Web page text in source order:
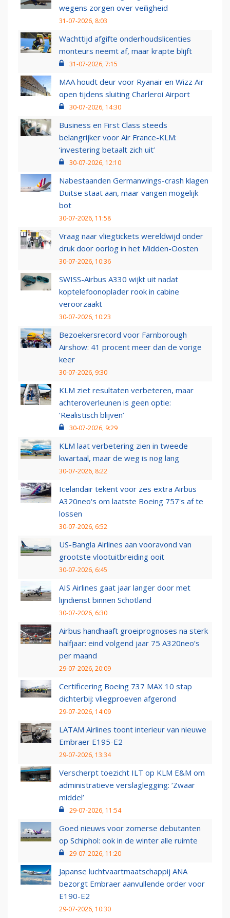
wegens zorgen over veiligheid
31-07-2026, 8:03
Wachttijd afgifte onderhoudslicenties
monteurs neemt af, maar krapte blijft
31-07-2026, 7:15
MAA houdt deur voor Ryanair en Wizz Air
open tijdens sluiting Charleroi Airport
30-07-2026, 14:30
Business en First Class steeds
belangrijker voor Air France-KLM:
‘investering betaalt zich uit’
30-07-2026, 12:10
Nabestaanden Germanwings-crash klagen
Duitse staat aan, maar vangen mogelijk
bot
30-07-2026, 11:58
Vraag naar vliegtickets wereldwijd onder
druk door oorlog in het Midden-Oosten
30-07-2026, 10:36
SWISS-Airbus A330 wijkt uit nadat
koptelefoonoplader rook in cabine
veroorzaakt
30-07-2026, 10:23
Bezoekersrecord voor Farnborough
Airshow: 41 procent meer dan de vorige
keer
30-07-2026, 9:30
KLM ziet resultaten verbeteren, maar
achteroverleunen is geen optie:
‘Realistisch blijven’
30-07-2026, 9:29
KLM laat verbetering zien in tweede
kwartaal, maar de weg is nog lang
30-07-2026, 8:22
Icelandair tekent voor zes extra Airbus
A320neo's om laatste Boeing 757's af te
lossen
30-07-2026, 6:52
US-Bangla Airlines aan vooravond van
grootste vlootuitbreiding ooit
30-07-2026, 6:45
AIS Airlines gaat jaar langer door met
lijndienst binnen Schotland
30-07-2026, 6:30
Airbus handhaaft groeiprognoses na sterk
halfjaar: eind volgend jaar 75 A320neo’s
per maand
29-07-2026, 20:09
Certificering Boeing 737 MAX 10 stap
dichterbij: vliegproeven afgerond
29-07-2026, 14:09
LATAM Airlines toont interieur van nieuwe
Embraer E195-E2
29-07-2026, 13:34
Verscherpt toezicht ILT op KLM E&M om
administratieve verslaglegging: ‘Zwaar
middel’
29-07-2026, 11:54
Goed nieuws voor zomerse debutanten
op Schiphol: ook in de winter alle ruimte
29-07-2026, 11:20
Japanse luchtvaartmaatschappij ANA
bezorgt Embraer aanvullende order voor
E190-E2
29-07-2026, 10:30